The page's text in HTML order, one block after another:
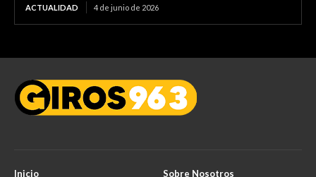
ACTUALIDAD 4 de junio de 2026
Inicio Sobre Nosotros